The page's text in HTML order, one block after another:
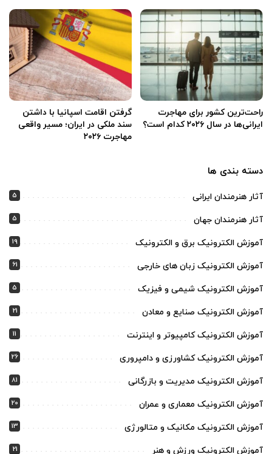
راحت‌ترین کشور برای مهاجرت
ایرانی‌ها در سال ۲۰۲۶ کدام است؟
گرفتن اقامت اسپانیا با داشتن
سند ملکی در ایران؛ مسیر واقعی
مهاجرت ۲۰۲۶
دسته بندی ها
آثار هنرمندان ایرانی 5
آثار هنرمندان جهان 5
آموزش الکترونیک برق و الکترونیک 19
آموزش الکترونیک زبان های خارجی 61
آموزش الکترونیک شیمی و فیزیک 5
آموزش الکترونیک صنایع و معادن 21
آموزش الکترونیک کامپیوتر و اینترنت 11
آموزش الکترونیک کشاورزی و دامپروری 26
آموزش الکترونیک مدیریت و بازرگانی 81
آموزش الکترونیک معماری و عمران 20
آموزش الکترونیک مکانیک و متالورژی 13
آموزش الکترونیک ورزش و هنر 21